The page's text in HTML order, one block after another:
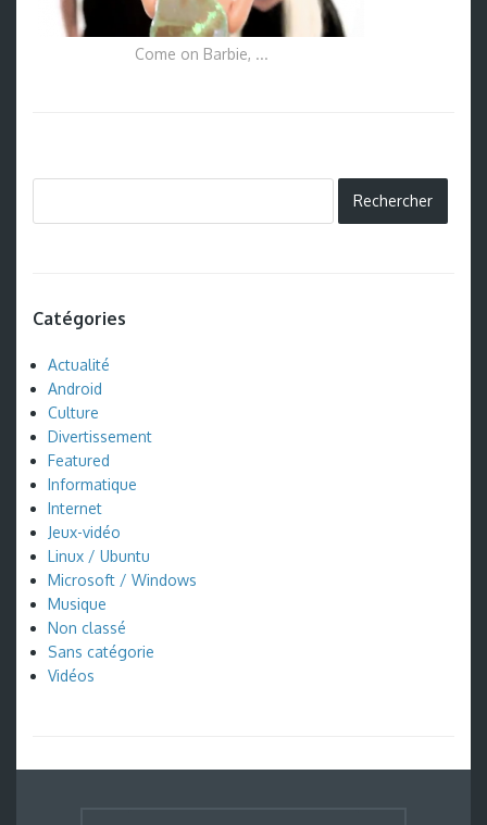
Come on Barbie, ...
Catégories
Actualité
Android
Culture
Divertissement
Featured
Informatique
Internet
Jeux-vidéo
Linux / Ubuntu
Microsoft / Windows
Musique
Non classé
Sans catégorie
Vidéos